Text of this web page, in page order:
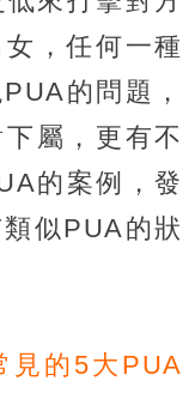
，任何一種
的問題，
屬，更有不
的案例，發
似PUA的狀
見的5大PUA